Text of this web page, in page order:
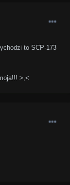
to SCP-173
>,<